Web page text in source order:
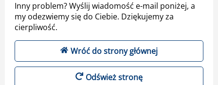
Inny problem? Wyślij wiadomość e-mail poniżej, a
my odezwiemy się do Ciebie. Dziękujemy za
cierpliwość.
Wróć do strony głównej
Odśwież stronę